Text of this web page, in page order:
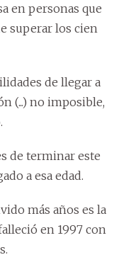
en personas que
superar los cien
de llegar a
(...) no imposible,
de terminar este
a esa edad.
más años es la
en 1997 con